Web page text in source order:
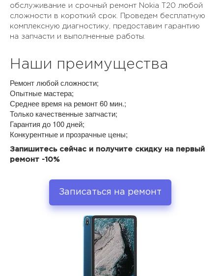
обслуживание и срочный ремонт Nokia T20 любой
сложности в короткий срок. Проведем бесплатную
комплексную диагностику, предоставим гарантию
на запчасти и выполненные работы.
Наши преимущества
Ремонт любой сложности;
Опытные мастера;
Среднее время на ремонт 60 мин.;
Только качественные запчасти;
Гарантия до 100 дней;
Конкурентные и прозрачные цены;
Запишитесь сейчас и получите скидку на первый
ремонт -10%
Записаться на ремонт